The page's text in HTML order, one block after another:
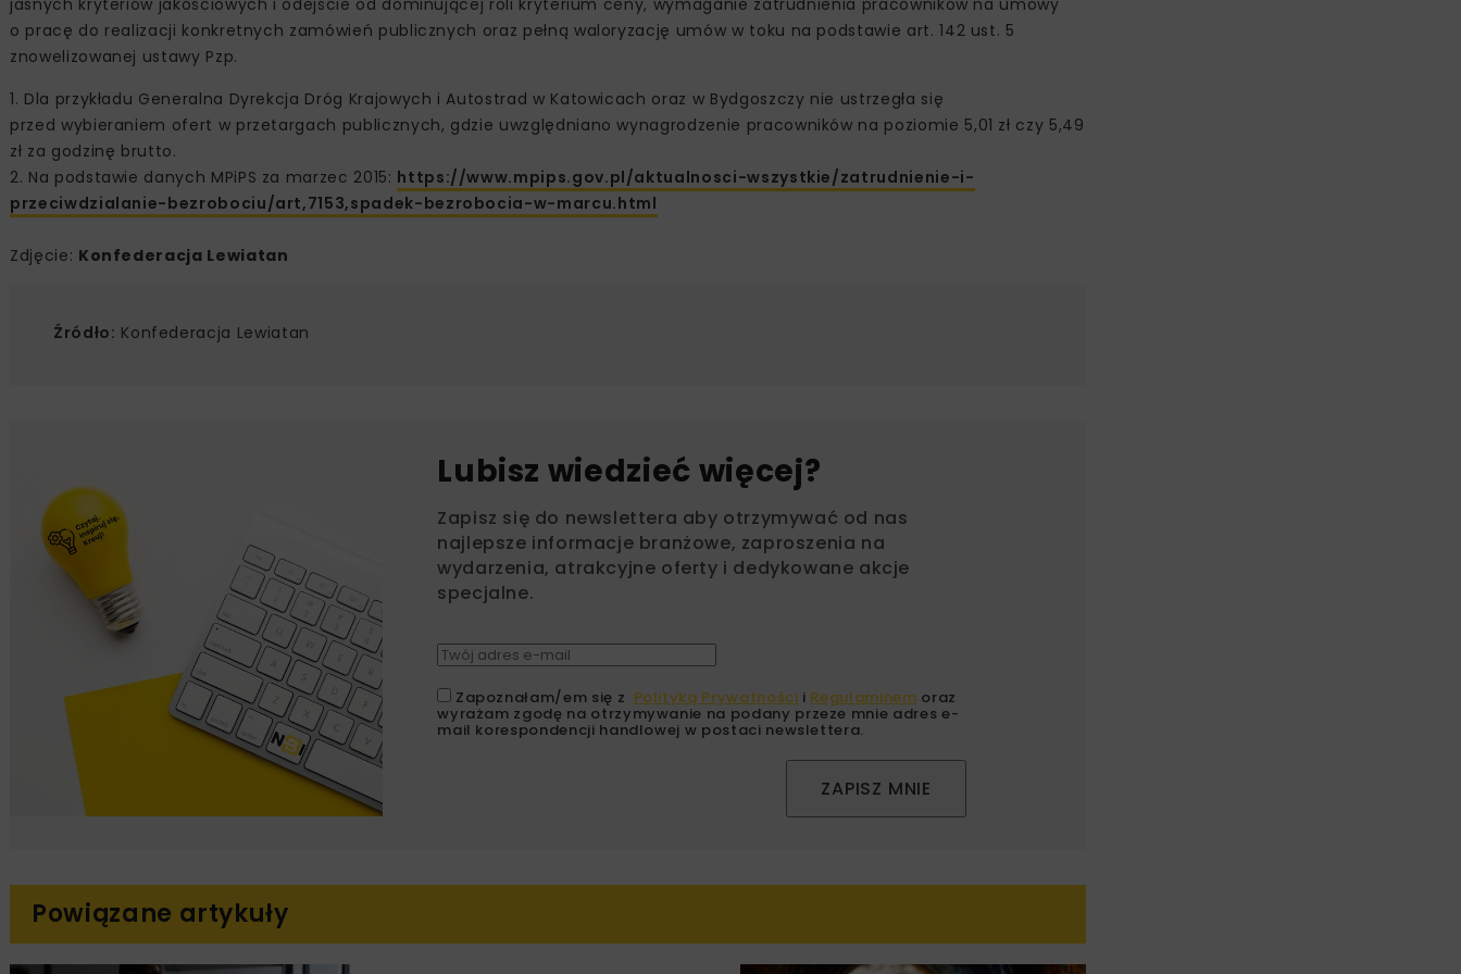
jasnych kryteriów jakościowych i odejście od dominującej roli kryterium ceny, wymaganie zatrudnienia pracowników na umowy
o pracę do realizacji konkretnych zamówień publicznych oraz pełną waloryzację umów w toku na podstawie art. 142 ust. 5
znowelizowanej ustawy Pzp.
1. Dla przykładu Generalna Dyrekcja Dróg Krajowych i Autostrad w Katowicach oraz w Bydgoszczy nie ustrzegła się
przed wybieraniem ofert w przetargach publicznych, gdzie uwzględniano wynagrodzenie pracowników na poziomie 5,01 zł czy 5,49
zł za godzinę brutto.
2. Na podstawie danych MPiPS za marzec 2015: https://www.mpips.gov.pl/aktualnosci-wszystkie/zatrudnienie-i-
przeciwdzialanie-bezrobociu/art,7153,spadek-bezrobocia-w-marcu.html
Zdjęcie: Konfederacja Lewiatan
Źródło: Konfederacja Lewiatan
Lubisz wiedzieć więcej?
Zapisz się do newslettera aby otrzymywać od nas
najlepsze informacje branżowe, zaproszenia na
wydarzenia, atrakcyjne oferty i dedykowane akcje
specjalne.
Zapoznałam/em się z Polityką Prywatności i Regulaminem oraz
wyrażam zgodę na otrzymywanie na podany przeze mnie adres e-
mail korespondencji handlowej w postaci newslettera.
ZAPISZ MNIE
Powiązane artykuły